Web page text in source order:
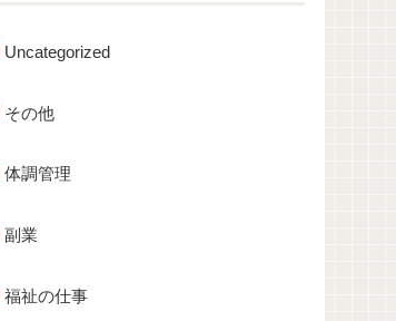
Uncategorized
その他
体調管理
副業
福祉の仕事